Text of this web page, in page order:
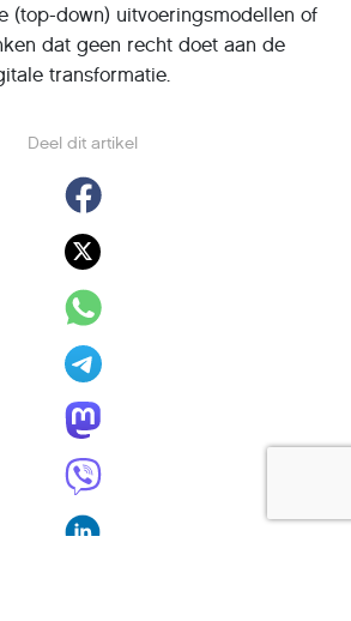
Deel dit artikel
(top-down) uitvoeringsmodellen of
dat geen recht doet aan de
transformatie.